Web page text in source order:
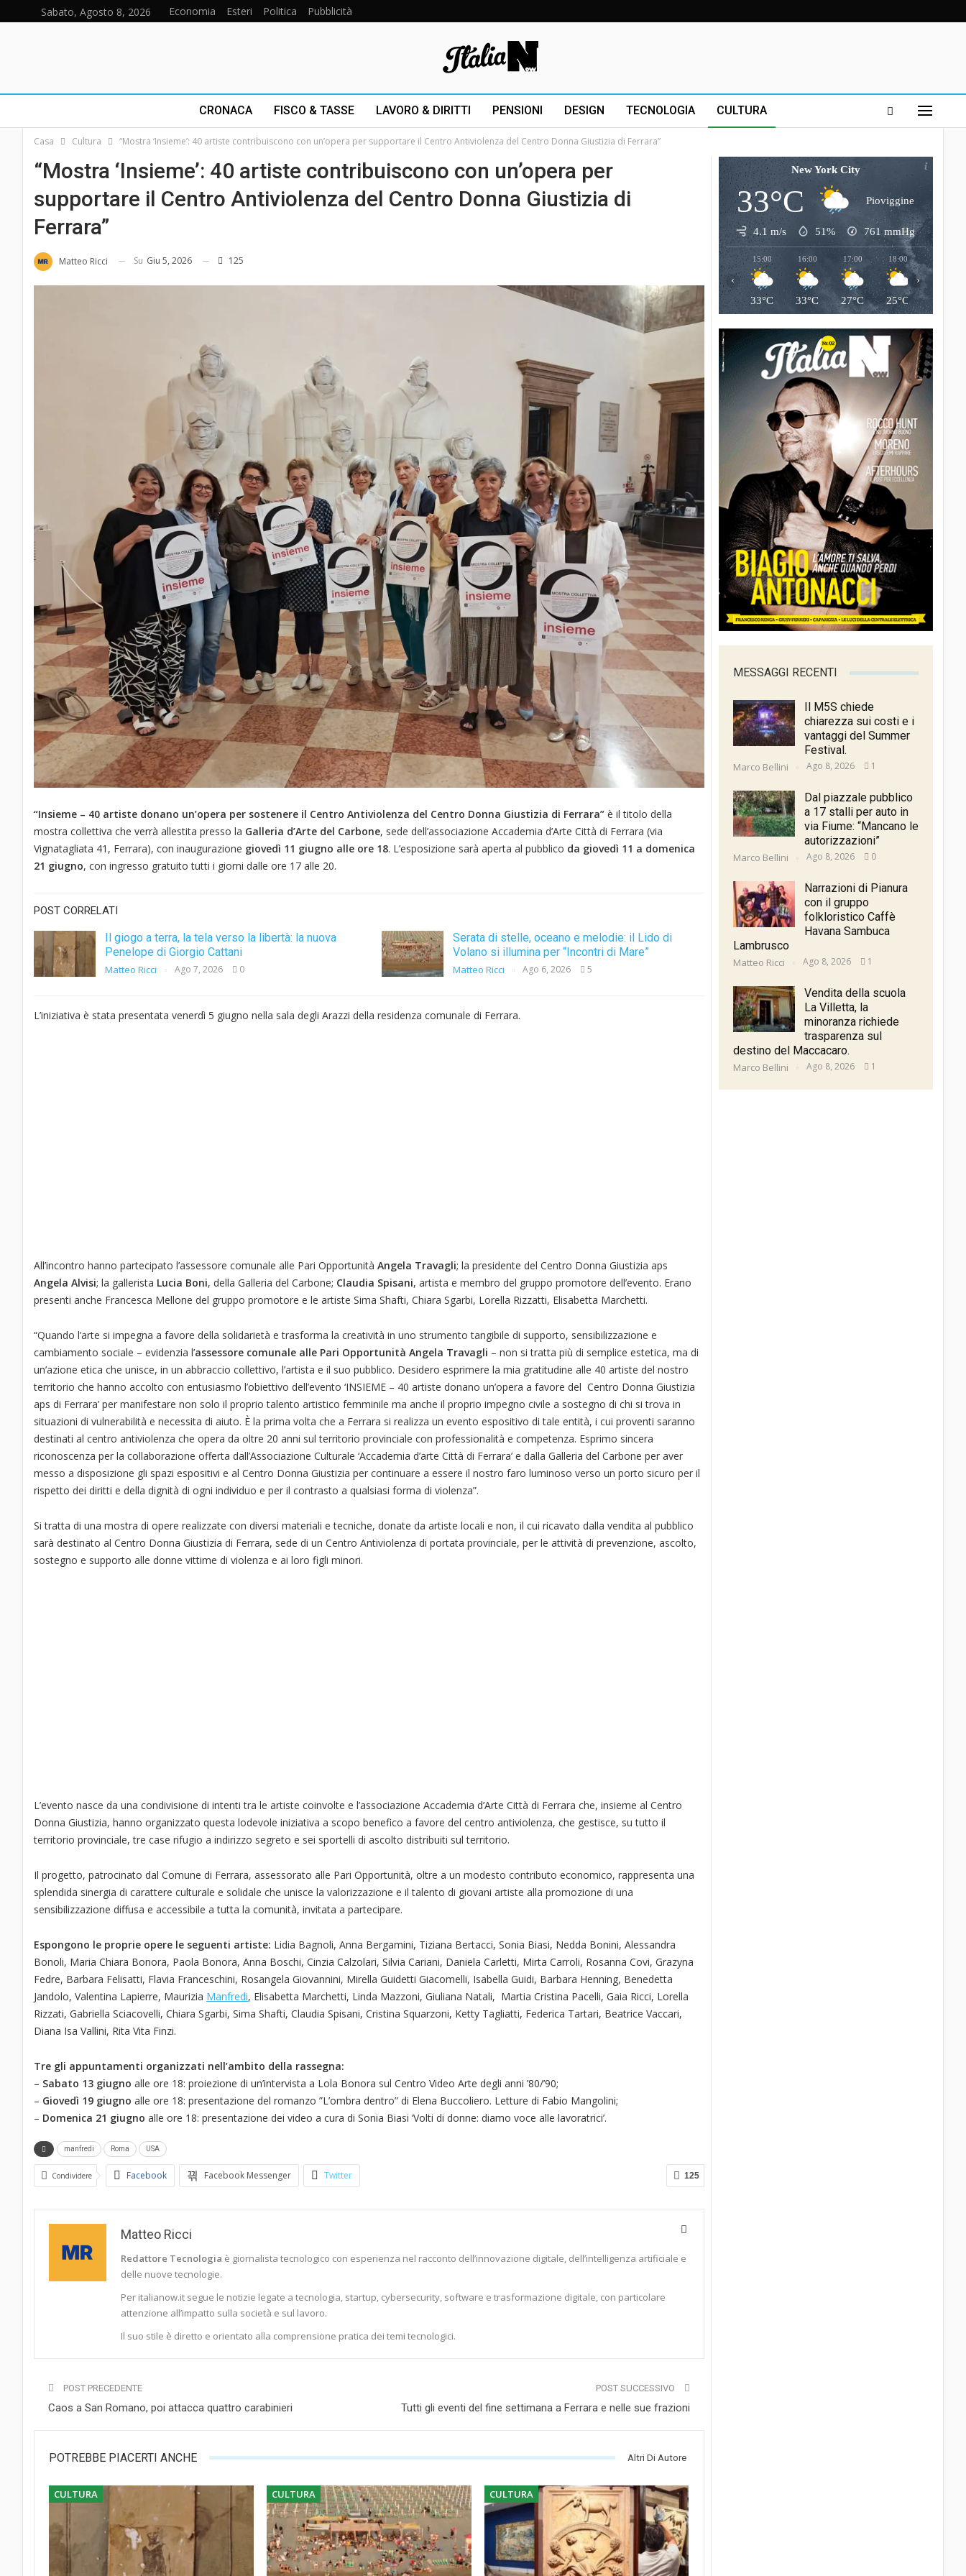
Sabato, Agosto 8, 2026 Economia Esteri Politica Pubblicità
CRONACA FISCO & TASSE LAVORO & DIRITTI PENSIONI DESIGN TECNOLOGIA CULTURA
Casa Cultura “Mostra ‘Insieme’: 40 artiste contribuiscono con un’opera per supportare il Centro Antiviolenza del Centro Donna Giustizia di Ferrara”
“Mostra ‘Insieme’: 40 artiste contribuiscono con un’opera per
supportare il Centro Antiviolenza del Centro Donna Giustizia di
Ferrara”
Matteo Ricci Su Giu 5, 2026 125
“Insieme – 40 artiste donano un’opera per sostenere il Centro Antiviolenza del Centro Donna Giustizia di Ferrara” è il titolo della
mostra collettiva che verrà allestita presso la Galleria d’Arte del Carbone, sede dell’associazione Accademia d’Arte Città di Ferrara (via
Vignatagliata 41, Ferrara), con inaugurazione giovedì 11 giugno alle ore 18. L’esposizione sarà aperta al pubblico da giovedì 11 a domenica
21 giugno, con ingresso gratuito tutti i giorni dalle ore 17 alle 20.
POST CORRELATI
Il giogo a terra, la tela verso la libertà: la nuova
Penelope di Giorgio Cattani
Matteo Ricci Ago 7, 2026 0
Serata di stelle, oceano e melodie: il Lido di
Volano si illumina per “Incontri di Mare”
Matteo Ricci Ago 6, 2026 5
L’iniziativa è stata presentata venerdì 5 giugno nella sala degli Arazzi della residenza comunale di Ferrara.
All’incontro hanno partecipato l’assessore comunale alle Pari Opportunità Angela Travagli; la presidente del Centro Donna Giustizia aps
Angela Alvisi; la gallerista Lucia Boni, della Galleria del Carbone; Claudia Spisani, artista e membro del gruppo promotore dell’evento. Erano
presenti anche Francesca Mellone del gruppo promotore e le artiste Sima Shafti, Chiara Sgarbi, Lorella Rizzatti, Elisabetta Marchetti.
“Quando l’arte si impegna a favore della solidarietà e trasforma la creatività in uno strumento tangibile di supporto, sensibilizzazione e
cambiamento sociale – evidenzia l’assessore comunale alle Pari Opportunità Angela Travagli – non si tratta più di semplice estetica, ma di
un’azione etica che unisce, in un abbraccio collettivo, l’artista e il suo pubblico. Desidero esprimere la mia gratitudine alle 40 artiste del nostro
territorio che hanno accolto con entusiasmo l’obiettivo dell’evento ‘INSIEME – 40 artiste donano un’opera a favore del Centro Donna Giustizia
aps di Ferrara’ per manifestare non solo il proprio talento artistico femminile ma anche il proprio impegno civile a sostegno di chi si trova in
situazioni di vulnerabilità e necessita di aiuto. È la prima volta che a Ferrara si realizza un evento espositivo di tale entità, i cui proventi saranno
destinati al centro antiviolenza che opera da oltre 20 anni sul territorio provinciale con professionalità e competenza. Esprimo sincera
riconoscenza per la collaborazione offerta dall’Associazione Culturale ‘Accademia d’arte Città di Ferrara’ e dalla Galleria del Carbone per aver
messo a disposizione gli spazi espositivi e al Centro Donna Giustizia per continuare a essere il nostro faro luminoso verso un porto sicuro per il
rispetto dei diritti e della dignità di ogni individuo e per il contrasto a qualsiasi forma di violenza”.
Si tratta di una mostra di opere realizzate con diversi materiali e tecniche, donate da artiste locali e non, il cui ricavato dalla vendita al pubblico
sarà destinato al Centro Donna Giustizia di Ferrara, sede di un Centro Antiviolenza di portata provinciale, per le attività di prevenzione, ascolto,
sostegno e supporto alle donne vittime di violenza e ai loro figli minori.
L’evento nasce da una condivisione di intenti tra le artiste coinvolte e l’associazione Accademia d’Arte Città di Ferrara che, insieme al Centro
Donna Giustizia, hanno organizzato questa lodevole iniziativa a scopo benefico a favore del centro antiviolenza, che gestisce, su tutto il
territorio provinciale, tre case rifugio a indirizzo segreto e sei sportelli di ascolto distribuiti sul territorio.
Il progetto, patrocinato dal Comune di Ferrara, assessorato alle Pari Opportunità, oltre a un modesto contributo economico, rappresenta una
splendida sinergia di carattere culturale e solidale che unisce la valorizzazione e il talento di giovani artiste alla promozione di una
sensibilizzazione diffusa e accessibile a tutta la comunità, invitata a partecipare.
Espongono le proprie opere le seguenti artiste: Lidia Bagnoli, Anna Bergamini, Tiziana Bertacci, Sonia Biasi, Nedda Bonini, Alessandra
Bonoli, Maria Chiara Bonora, Paola Bonora, Anna Boschi, Cinzia Calzolari, Silvia Cariani, Daniela Carletti, Mirta Carroli, Rosanna Covi, Grazyna
Fedre, Barbara Felisatti, Flavia Franceschini, Rosangela Giovannini, Mirella Guidetti Giacomelli, Isabella Guidi, Barbara Henning, Benedetta
Jandolo, Valentina Lapierre, Maurizia Manfredi, Elisabetta Marchetti, Linda Mazzoni, Giuliana Natali, Martia Cristina Pacelli, Gaia Ricci, Lorella
Rizzati, Gabriella Sciacovelli, Chiara Sgarbi, Sima Shafti, Claudia Spisani, Cristina Squarzoni, Ketty Tagliatti, Federica Tartari, Beatrice Vaccari,
Diana Isa Vallini, Rita Vita Finzi.
Tre gli appuntamenti organizzati nell’ambito della rassegna:
– Sabato 13 giugno alle ore 18: proiezione di un’intervista a Lola Bonora sul Centro Video Arte degli anni ’80/’90;
– Giovedì 19 giugno alle ore 18: presentazione del romanzo ”L’ombra dentro” di Elena Buccoliero. Letture di Fabio Mangolini;
– Domenica 21 giugno alle ore 18: presentazione dei video a cura di Sonia Biasi ‘Volti di donne: diamo voce alle lavoratrici’.
manfredi Roma USA
125
Condividere Facebook Facebook Messenger Twitter
Matteo Ricci
Redattore Tecnologia è giornalista tecnologico con esperienza nel racconto dell’innovazione digitale, dell’intelligenza artificiale e
delle nuove tecnologie.
Per italianow.it segue le notizie legate a tecnologia, startup, cybersecurity, software e trasformazione digitale, con particolare
attenzione all’impatto sulla società e sul lavoro.
Il suo stile è diretto e orientato alla comprensione pratica dei temi tecnologici.
POST PRECEDENTE
Caos a San Romano, poi attacca quattro carabinieri
POST SUCCESSIVO
Tutti gli eventi del fine settimana a Ferrara e nelle sue frazioni
POTREBBE PIACERTI ANCHE Altri Di Autore
CULTURA CULTURA CULTURA
New York City
33°C Pioviggine
4.1 m/s 51% 761mmHg
15:00
33°C
16:00
33°C
17:00
27°C
18:00
25°C
‹ ›
MESSAGGI RECENTI
Il M5S chiede
chiarezza sui costi e i
vantaggi del Summer
Festival.
Marco Bellini Ago 8, 2026 1
Dal piazzale pubblico
a 17 stalli per auto in
via Fiume: “Mancano le
autorizzazioni”
Marco Bellini Ago 8, 2026 0
Narrazioni di Pianura
con il gruppo
folkloristico Caffè
Havana Sambuca
Lambrusco
Matteo Ricci Ago 8, 2026 1
Vendita della scuola
La Villetta, la
minoranza richiede
trasparenza sul
destino del Maccacaro.
Marco Bellini Ago 8, 2026 1